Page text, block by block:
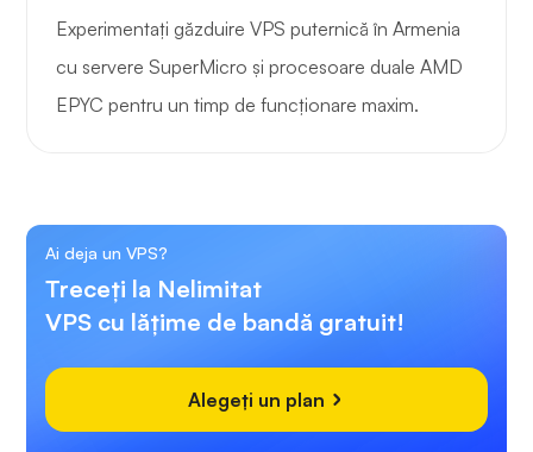
Experimentați găzduire VPS puternică în Armenia
cu servere SuperMicro și procesoare duale AMD
EPYC pentru un timp de funcționare maxim.
Ai deja un VPS?
Treceți la Nelimitat
VPS cu lățime de bandă gratuit!
Alegeți un plan